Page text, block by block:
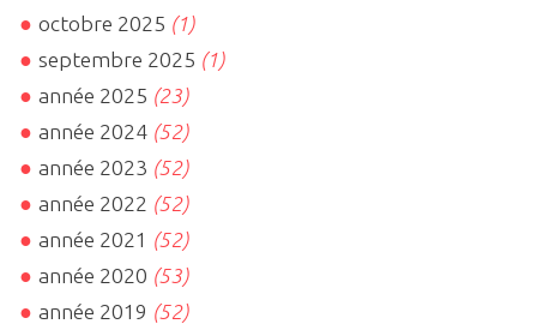
octobre 2025 (1)
septembre 2025 (1)
année 2025 (23)
année 2024 (52)
année 2023 (52)
année 2022 (52)
année 2021 (52)
année 2020 (53)
année 2019 (52)